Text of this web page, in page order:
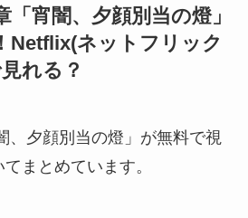
「宵闇、夕顔別当の燈」
Netflix(ネットフリック
れる？
、夕顔別当の燈」が無料で視
まとめています。